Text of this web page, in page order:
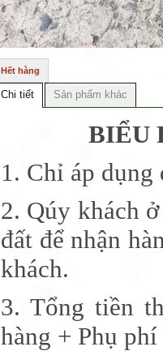
Hết hàng
Chi tiết Sản phẩm khác
BIỂU
1. Chỉ áp
2. Qúy khách
đất để nhận
khách.
3. Tổng tiền
hàng + Phụ